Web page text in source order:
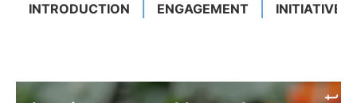
INTRODUCTION ENGAGEMENT INITIATIVEN